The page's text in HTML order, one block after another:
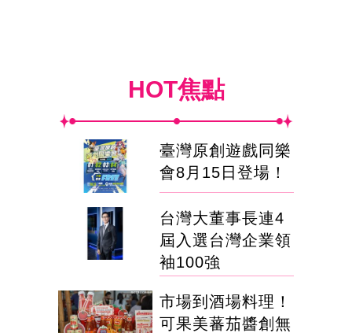
HOT焦點
臺灣原創遊戲同樂
會8月15日登場！
台灣大董事長連4
屆入選台灣企業領
袖100強
市場到酒場料理！
可果美蕃茄醬創無